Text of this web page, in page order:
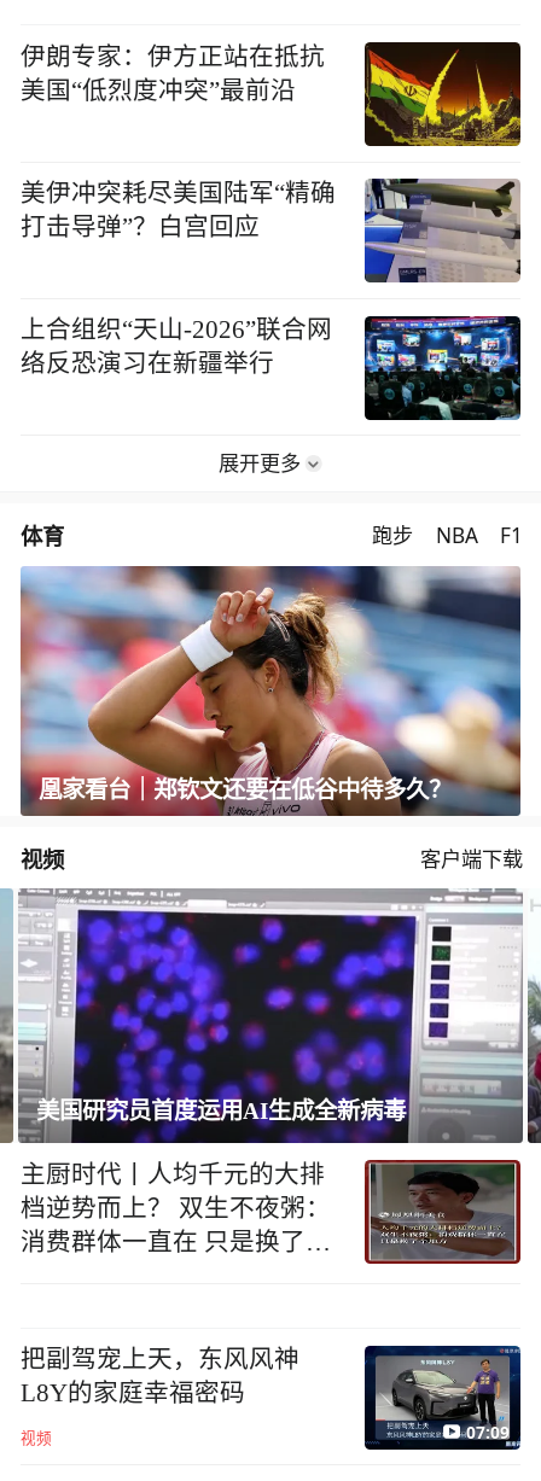
伊朗专家：伊方正站在抵抗
美国“低烈度冲突”最前沿
美伊冲突耗尽美国陆军“精确
打击导弹”？白宫回应
上合组织“天山-2026”联合网
络反恐演习在新疆举行
展开更多
体育 跑步 NBA F1
凰家看台｜郑钦文还要在低谷中待多久？
视频 客户端下载
巴西将与阿根廷外交关系降为代办级
主厨时代丨人均千元的大排
档逆势而上？ 双生不夜粥：
消费群体一直在 只是换了个
把副驾宠上天，东风风神
L8Y的家庭幸福密码
视频 07:09